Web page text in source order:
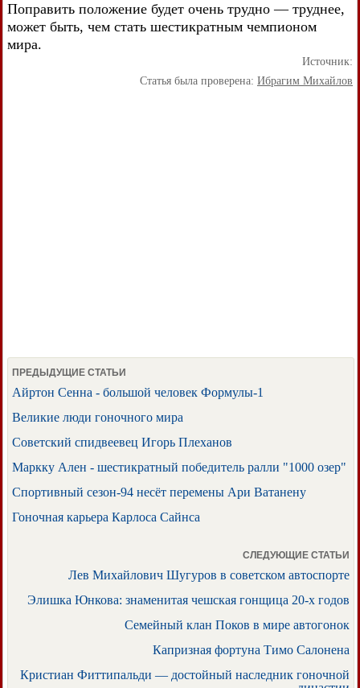
Поправить положение будет очень трудно — труднее,
может быть, чем стать шестикратным чемпионом
мира.
Источник:
Статья была проверена: Ибрагим Михайлов
ПРЕДЫДУЩИЕ СТАТЬИ
Айртон Сенна - большой человек Формулы-1
Великие люди гоночного мира
Советский спидвеевец Игорь Плеханов
Маркку Ален - шестикратный победитель ралли "1000 озер"
Спортивный сезон-94 несёт перемены Ари Ватанену
Гоночная карьера Карлоса Сайнса
СЛЕДУЮЩИЕ СТАТЬИ
Лев Михайлович Шугуров в советском автоспорте
Элишка Юнкова: знаменитая чешская гонщица 20-х годов
Семейный клан Поков в мире автогонок
Капризная фортуна Тимо Салонена
Кристиан Фиттипальди — достойный наследник гоночной